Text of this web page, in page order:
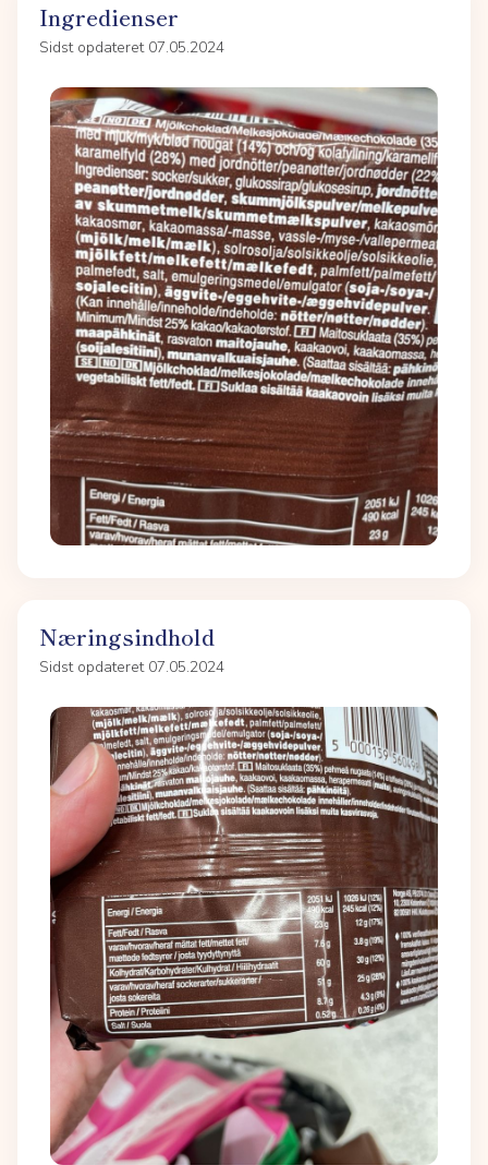
Ingredienser
Sidst opdateret 07.05.2024
Næringsindhold
Sidst opdateret 07.05.2024